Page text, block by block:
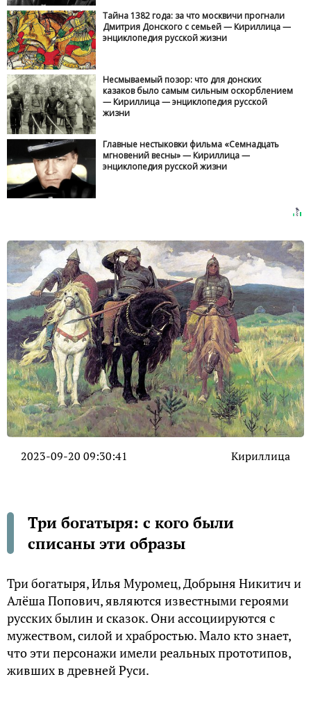
Тайна 1382 года: за что москвичи прогнали
Дмитрия Донского с семьей — Кириллица —
энциклопедия русской жизни
Несмываемый позор: что для донских
казаков было самым сильным оскорблением
— Кириллица — энциклопедия русской
жизни
Главные нестыковки фильма «Семнадцать
мгновений весны» — Кириллица —
энциклопедия русской жизни
2023-09-20 09:30:41 Кириллица
Три богатыря: с кого были
списаны эти образы
Три богатыря, Илья Муромец, Добрыня Никитич и
Алёша Попович, являются известными героями
русских былин и сказок. Они ассоциируются с
мужеством, силой и храбростью. Мало кто знает,
что эти персонажи имели реальных прототипов,
живших в древней Руси.